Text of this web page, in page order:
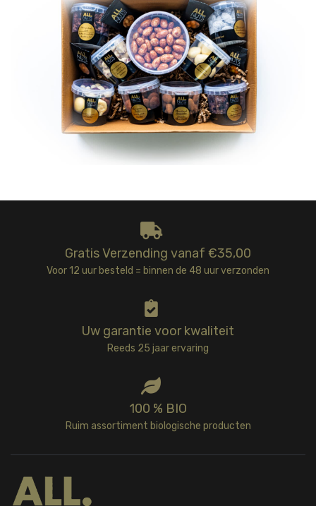
Gratis Verzending vanaf €35,00
Voor 12 uur besteld = binnen de 48 uur verzonden
Uw garantie voor kwaliteit
Reeds 25 jaar ervaring
100 % BIO
Ruim assortiment biologische producten